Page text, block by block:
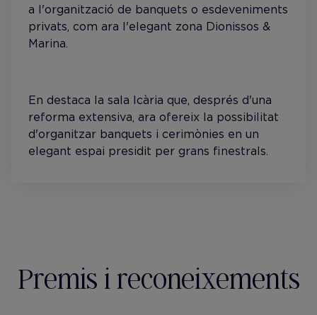
a l'organització de banquets o esdeveniments
privats, com ara l'elegant zona Dionissos &
Marina.
En destaca la sala Icària que, després d'una
reforma extensiva, ara ofereix la possibilitat
d'organitzar banquets i cerimònies en un
elegant espai presidit per grans finestrals.
Premis i reconeixements